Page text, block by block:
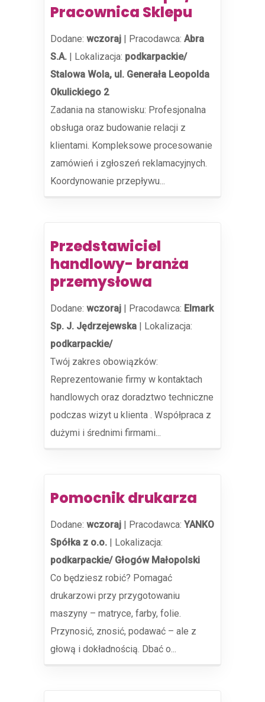
Pracownica Sklepu
Dodane: wczoraj | Pracodawca: Abra
S.A. | Lokalizacja: podkarpackie/
Stalowa Wola, ul. Generała Leopolda
Okulickiego 2
Zadania na stanowisku: Profesjonalna
obsługa oraz budowanie relacji z
klientami. Kompleksowe procesowanie
zamówień i zgłoszeń reklamacyjnych.
Koordynowanie przepływu...
Przedstawiciel
handlowy- branża
przemysłowa
Dodane: wczoraj | Pracodawca: Elmark
Sp. J. Jędrzejewska | Lokalizacja:
podkarpackie/
Twój zakres obowiązków:
Reprezentowanie firmy w kontaktach
handlowych oraz doradztwo techniczne
podczas wizyt u klienta . Współpraca z
dużymi i średnimi firmami...
Pomocnik drukarza
Dodane: wczoraj | Pracodawca: YANKO
Spółka z o.o. | Lokalizacja:
podkarpackie/ Głogów Małopolski
Co będziesz robić? Pomagać
drukarzowi przy przygotowaniu
maszyny – matryce, farby, folie.
Przynosić, znosić, podawać – ale z
głową i dokładnością. Dbać o...